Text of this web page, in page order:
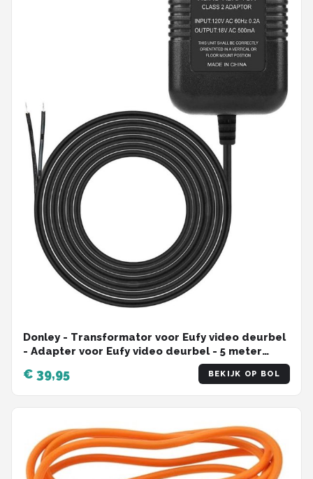
Donley - Transformator voor Eufy video deurbel
- Adapter voor Eufy video deurbel - 5 meter
kabel - Video deurbel adapter - Eufy en Ring
deurbel adapter - Voeding deurbel - Stroom
adapter deurbel - Doorbel power adapter -
230v-18v - AC230V, 50Hz tot 1
€ 39,95 BEKIJK OP BOL